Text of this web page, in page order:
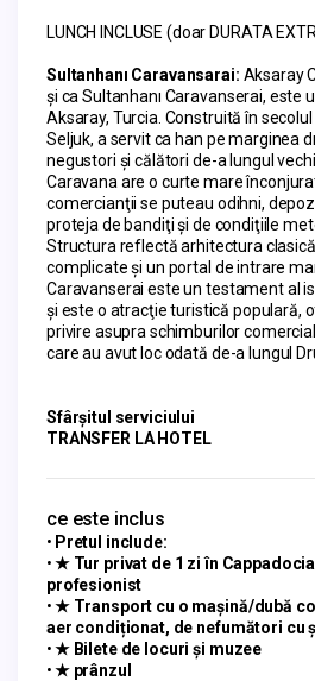
LUNCH INCLUSE (doar DURATA
Sultanhanı Caravansarai: Aksaray
și ca Sultanhanı Caravanserai, este
Aksaray, Turcia. Construită în
Seljuk, a servit ca han pe marginea
negustori și călători de-a lungul
Caravana are o curte mare
comercianţii se puteau odihni,
proteja de bandiţi şi de condiţiile
Structura reflectă arhitectura
complicate și un portal de intrare
Caravanserai este un testament al
şi este o atracţie turistică populară,
privire asupra schimburilor
care au avut loc odată de-a lungul
Sfârşitul serviciului
TRANSFER LA HOTEL
ce este inclus
Pretul include:
★ Tur privat de 1 zi în
profesionist
★ Transport cu o mașină/dubă
aer condiționat, de nefumători cu
★ Bilete de locuri și muzee
★ prânzul